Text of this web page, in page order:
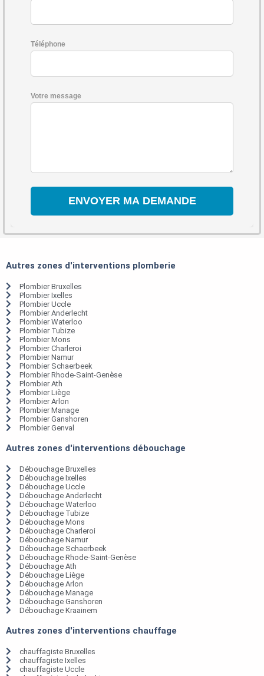
Téléphone
Votre message
Autres zones d'interventions plomberie
Plombier Bruxelles
Plombier Ixelles
Plombier Uccle
Plombier Anderlecht
Plombier Waterloo
Plombier Tubize
Plombier Mons
Plombier Charleroi
Plombier Namur
Plombier Schaerbeek
Plombier Rhode-Saint-Genèse
Plombier Ath
Plombier Liège
Plombier Arlon
Plombier Manage
Plombier Ganshoren
Plombier Genval
Autres zones d'interventions débouchage
Débouchage Bruxelles
Débouchage Ixelles
Débouchage Uccle
Débouchage Anderlecht
Débouchage Waterloo
Débouchage Tubize
Débouchage Mons
Débouchage Charleroi
Débouchage Namur
Débouchage Schaerbeek
Débouchage Rhode-Saint-Genèse
Débouchage Ath
Débouchage Liège
Débouchage Arlon
Débouchage Manage
Débouchage Ganshoren
Débouchage Kraainem
Autres zones d'interventions chauffage
chauffagiste Bruxelles
chauffagiste Ixelles
chauffagiste Uccle